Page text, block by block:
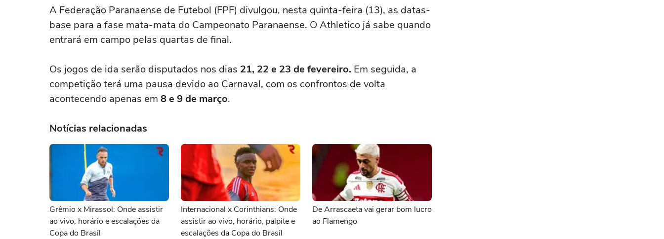
A Federação Paranaense de Futebol (FPF) divulgou, nesta quinta-feira (13), as datas-
base para a fase mata-mata do Campeonato Paranaense. O Athletico já sabe quando
entrará em campo pelas quartas de final.
Os jogos de ida serão disputados nos dias 21, 22 e 23 de fevereiro. Em seguida, a
competição terá uma pausa devido ao Carnaval, com os confrontos de volta
acontecendo apenas em 8 e 9 de março.
Notícias relacionadas
Grêmio x Mirassol: Onde assistir
ao vivo, horário e escalações da
Copa do Brasil
Internacional x Corinthians: Onde
assistir ao vivo, horário, palpite e
escalações da Copa do Brasil
De Arrascaeta vai gerar bom lucro
ao Flamengo